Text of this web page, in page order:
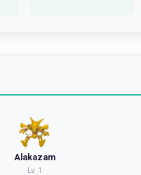
Alakazam
Lv. 1